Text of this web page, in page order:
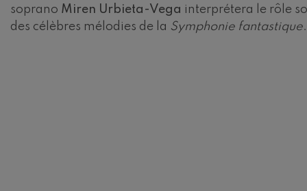
soprano Miren Urbieta-Vega interprétera le rôle
des célèbres mélodies de la Symphonie fantastique.
Gabriel